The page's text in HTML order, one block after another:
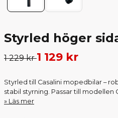
Styrled höger
1 229 kr1 129 kr
Styrled till Casalini mopedbilar –
stabil styrning. Passar till modellen
Läs mer